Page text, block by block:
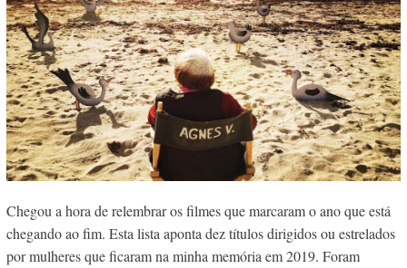
Chegou a hora de relembrar os filmes que marcaram o ano que está
chegando ao fim. Esta lista aponta dez títulos dirigidos ou estrelados
por mulheres que ficaram na minha memória em 2019. Foram